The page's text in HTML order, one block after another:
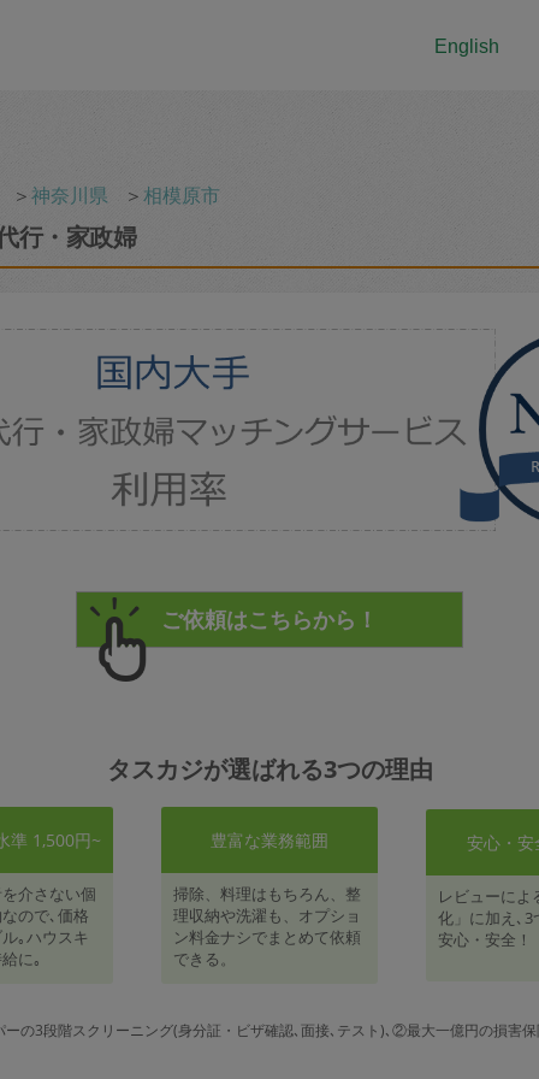
English
＞神奈川県 ＞相模原市
行・家政婦
タスカジが選ばれる3つの理由
準 1,500円~
介さない個
ので､価格
｡ハウスキ
に｡
豊富な業務範囲
掃除、料理はもちろん、整
理収納や洗濯も、オプショ
ン料金ナシでまとめて依頼
できる。
安心・
レビューによ
化」に加え､
安心・安全！
の3段階スクリーニング(身分証・ビザ確認､面接､テスト)､②最大一億円の損害